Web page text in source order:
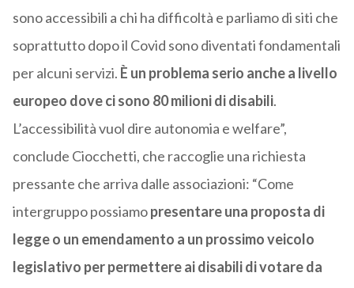
sono accessibili a chi ha difficoltà e parliamo di siti che
soprattutto dopo il Covid sono diventati fondamentali
per alcuni servizi. È un problema serio anche a livello
europeo dove ci sono 80 milioni di disabili.
L’accessibilità vuol dire autonomia e welfare”,
conclude Ciocchetti, che raccoglie una richiesta
pressante che arriva dalle associazioni: “Come
intergruppo possiamopresentare una proposta di
legge o un emendamento a un prossimo veicolo
legislativo per permettere ai disabili di votare da